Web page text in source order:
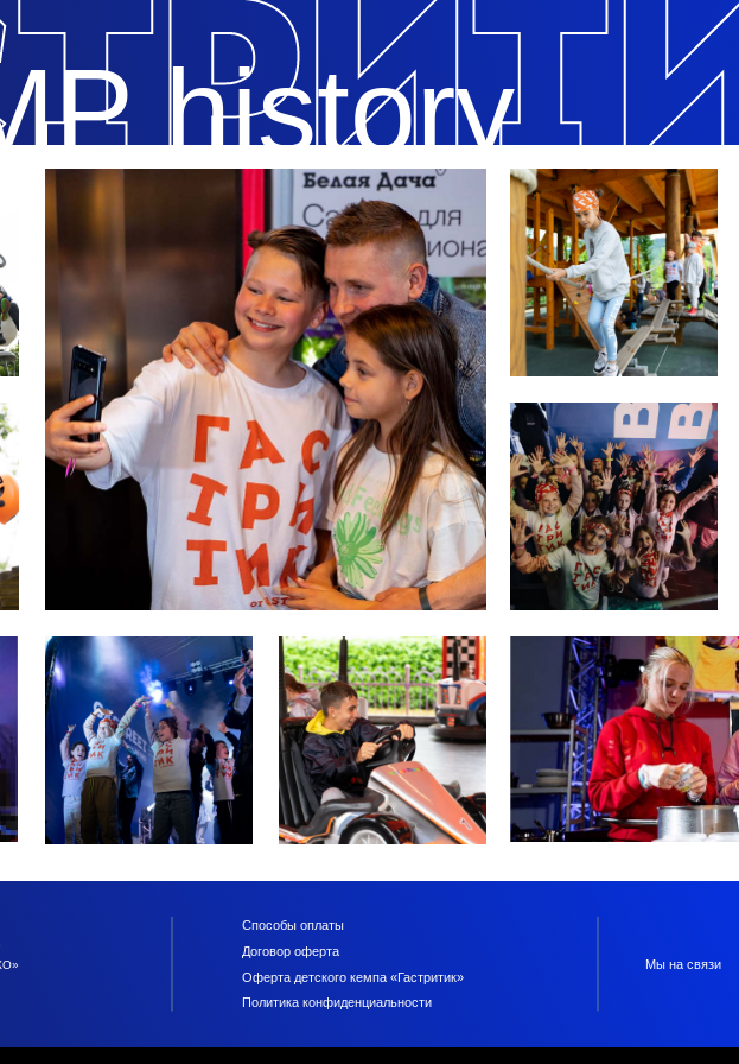
history
Договор оферта
Оферта детского кемпа «Гастритик»
Мы на связи
Политика конфиденциальности
Способы оплаты